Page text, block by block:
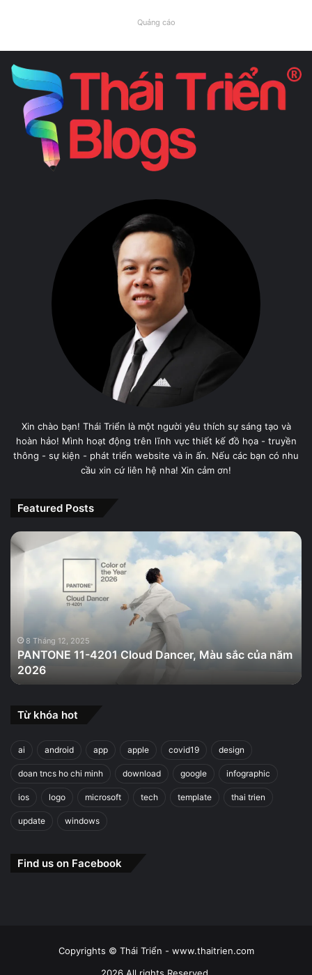
Quảng cáo
Xin chào bạn! Thái Triển là một người yêu thích sự sáng tạo và
hoàn hảo! Mình hoạt động trên lĩnh vực thiết kế đồ họa - truyền
thông - sự kiện - phát triển website và in ấn. Nếu các bạn có nhu
cầu xin cứ liên hệ nha! Xin cảm ơn!
Featured Posts
PANTONE
11-
Màu
của
năm
2026
8 Tháng 12, 2025
PANTONE 11-4201 Cloud Dancer, Màu sắc của năm
2026
Từ khóa hot
ai android app apple covid19 design
doan tncs ho chi minh download google infographic
ios logo microsoft tech template thai trien
update windows
Find us on Facebook
Copyrights © Thái Triển - www.thaitrien.com